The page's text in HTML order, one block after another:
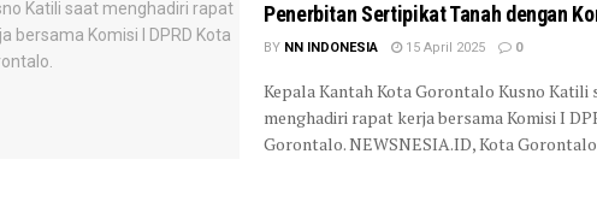
Penerbitan Sertipikat Tanah dengan
BY NN INDONESIA 15 April 2025 0
Kepala Kantah Kota Gorontalo Kusno Katili
menghadiri rapat kerja bersama Komisi I
Gorontalo. NEWSNESIA.ID, Kota Gorontalo